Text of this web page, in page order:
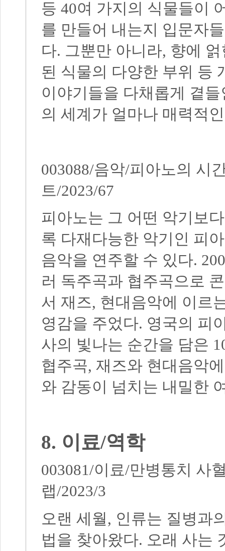
등 40여 가지의 식물들이
를 만들어 내는지 입문자
다. 그뿐만 아니라, 향에
된 식물의 다양한 부위 등
이야기들을 다채롭게 곁들
의 세계가 얼마나 매력적
003088/음악/피아노의 시
트/2023/67
피아노는 그 어떤 악기보
록 다재다능한 악기인 피
음악을 연주할 수 있다. 200
러 독주곡과 협주곡으로
서 재즈, 현대음악에 이르
영감을 주었다. 영국의 피
사의 빛나는 순간을 담은
협주곡, 재즈와 현대음악
와 감동이 넘치는 내밀한
8. 이료/역학
003081/이료/만병통치 사
랩/2023/3
오랜 세월, 인류는 질병과
법을 찾아왔다. 오래 사는